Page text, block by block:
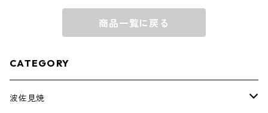
商品一覧に戻る
CATEGORY
波佐見焼